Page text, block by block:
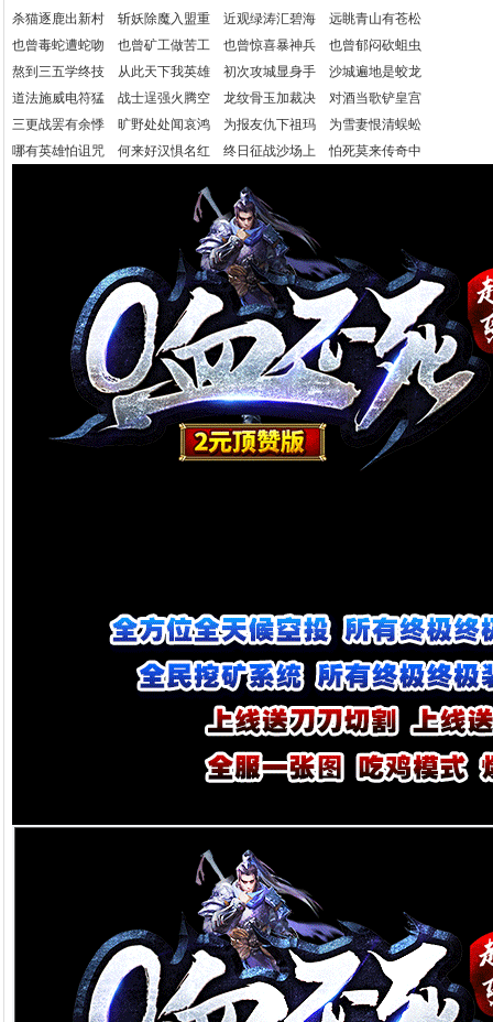
杀猫逐鹿出新村 斩妖除魔入盟重 近观绿涛汇碧海 远眺青山有苍松
也曾毒蛇遭蛇吻 也曾矿工做苦工 也曾惊喜暴神兵 也曾郁闷砍蛆虫
熬到三五学终技 从此天下我英雄 初次攻城显身手 沙城遍地是蛟龙
道法施威电符猛 战士逞强火腾空 龙纹骨玉加裁决 对酒当歌铲皇宫
三更战罢有余悸 旷野处处闻哀鸿 为报友仇下祖玛 为雪妻恨清蜈蚣
哪有英雄怕诅咒 何来好汉惧名红 终日征战沙场上 怕死莫来传奇中